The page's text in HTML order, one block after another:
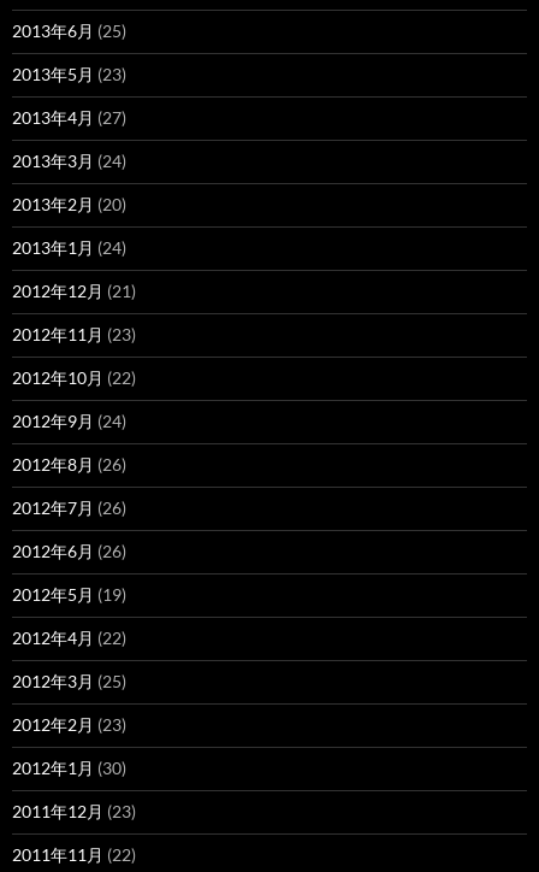
2013年6月 (25)
2013年5月 (23)
2013年4月 (27)
2013年3月 (24)
2013年2月 (20)
2013年1月 (24)
2012年12月 (21)
2012年11月 (23)
2012年10月 (22)
2012年9月 (24)
2012年8月 (26)
2012年7月 (26)
2012年6月 (26)
2012年5月 (19)
2012年4月 (22)
2012年3月 (25)
2012年2月 (23)
2012年1月 (30)
2011年12月 (23)
2011年11月 (22)